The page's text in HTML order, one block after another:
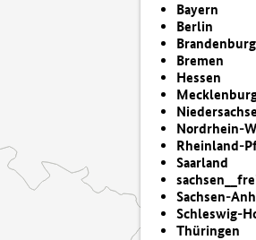
Bayern
Berlin
Brandenburg
Bremen
Hessen
Nordrhein-
Rheinland-
Saarland
Sachsen-
Schleswig-
Thüringen